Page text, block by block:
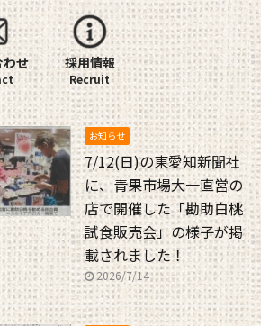
せ 採用情報
お知らせ
7/12(日)の東愛知新聞社
に、青果市場大一直営の
店で開催した「勘助白桃
試食販売会」の様子が掲
載されました！
2026/7/14